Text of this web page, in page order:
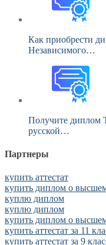
Как приобрести
Независимого…
Получите диплом
русской…
Партнеры
купить аттестат
купить диплом о
куплю диплом
куплю диплом
купить диплом о
купить аттестат за 11
купить аттестат за 9